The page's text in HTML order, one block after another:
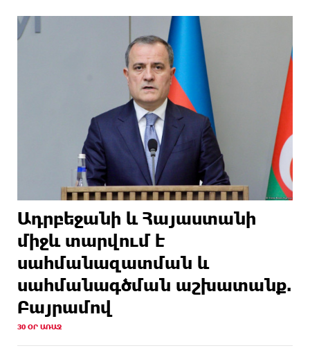
Ադրբեջանի և Հայաստանի
միջև տարվում է
սահմանազատման և
սահմանագծման աշխատանք.
Բայրամով
30 ՕՐ ԱՌԱՋ